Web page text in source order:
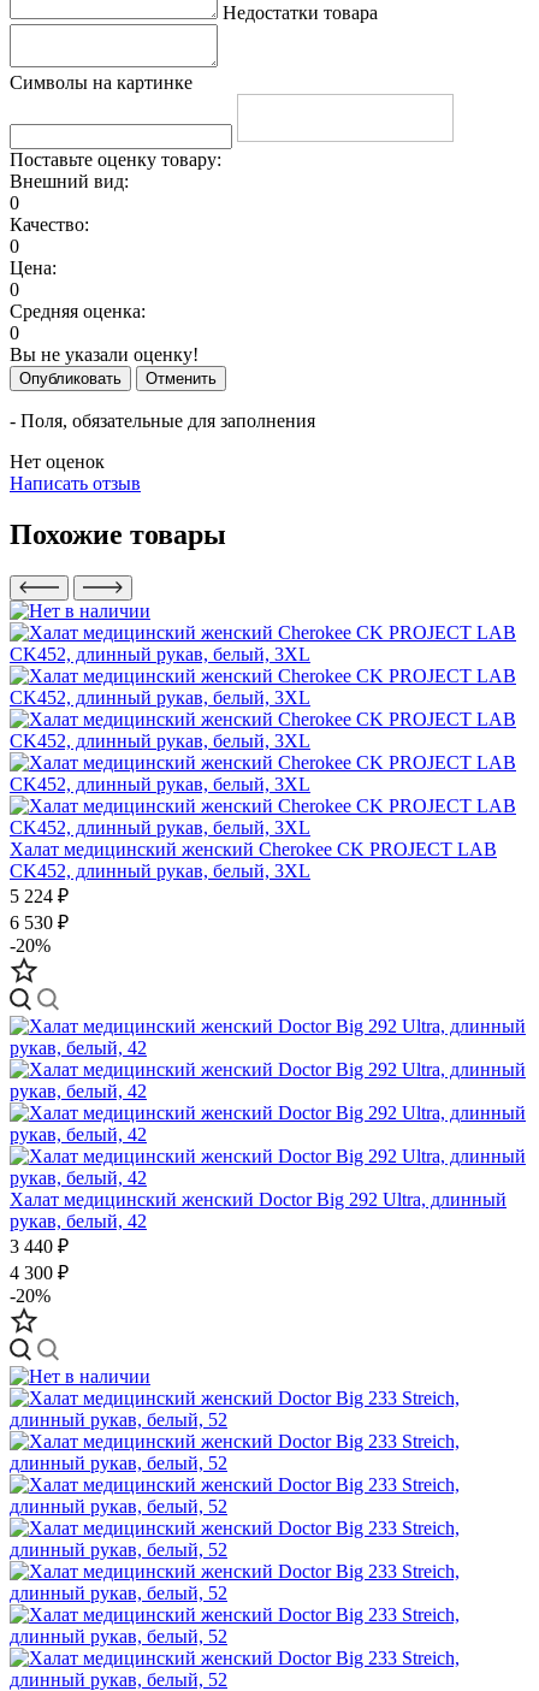
Недостатки товара
Символы на картинке
Поставьте оценку товару:
Внешний вид:
0
Качество:
0
Цена:
0
Средняя оценка:
0
Вы не указали оценку!
Опубликовать Отменить
- Поля, обязательные для заполнения
Нет оценок
Написать отзыв
Похожие товары
Халат медицинский женский Cherokee CK PROJECT LAB
CK452, длинный рукав, белый, 3XL
5 224 ₽
6 530 ₽
-20%
Халат медицинский женский Doctor Big 292 Ultra, длинный
рукав, белый, 42
3 440 ₽
4 300 ₽
-20%